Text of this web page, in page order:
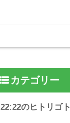
カテゴリー
22:22のヒトリゴト